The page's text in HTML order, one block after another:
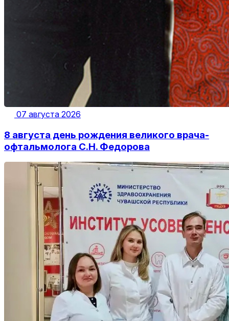
07 августа 2026
8 августа день рождения великого врача-
офтальмолога С.Н. Федорова